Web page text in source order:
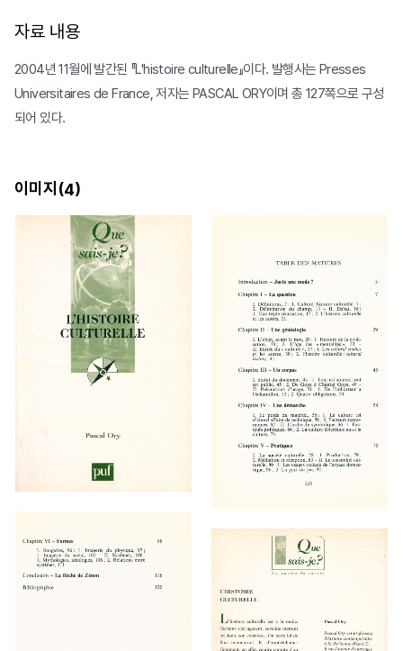
자료 내용
2004년 11월에 발간된 『L'histoire culturelle』이다. 발행사는 Presses
Universitaires de France, 저자는 PASCAL ORY이며 총 127쪽으로 구성
되어 있다.
이미지(4)